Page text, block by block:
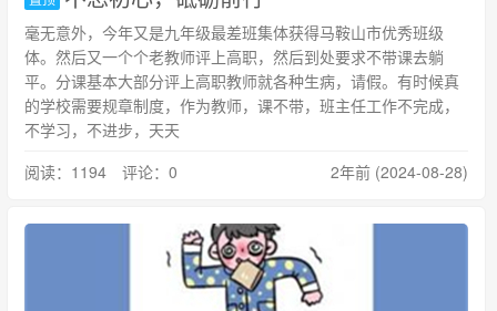
毫无意外，今年又是九年级最差班集体获得马鞍山市优秀班级
体。然后又一个个老教师评上高职，然后到处要求不带课去躺
平。分课基本大部分评上高职教师就各种生病，请假。有时候真
的学校需要规章制度，作为教师，课不带，班主任工作不完成，
不学习，不进步，天天
阅读：1194 评论：0
2年前 (2024-08-28)